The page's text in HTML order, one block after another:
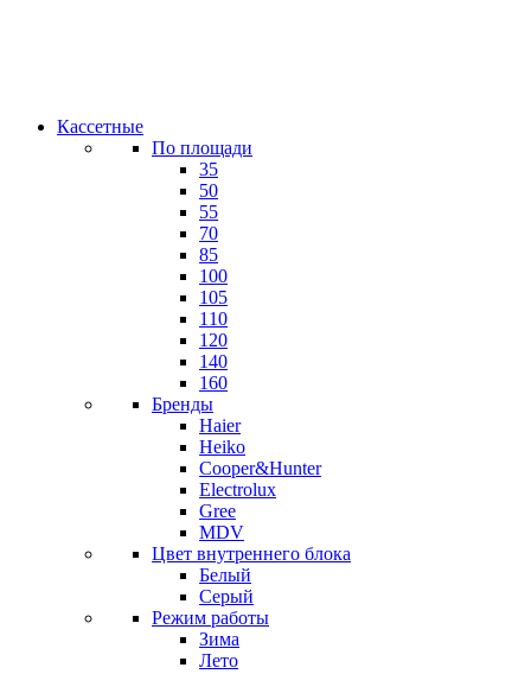
Кассетные
По площади
35
50
55
70
85
100
105
110
120
140
160
Бренды
Haier
Heiko
Cooper&Hunter
Electrolux
Gree
MDV
Цвет внутреннего блока
Белый
Серый
Режим работы
Зима
Лето